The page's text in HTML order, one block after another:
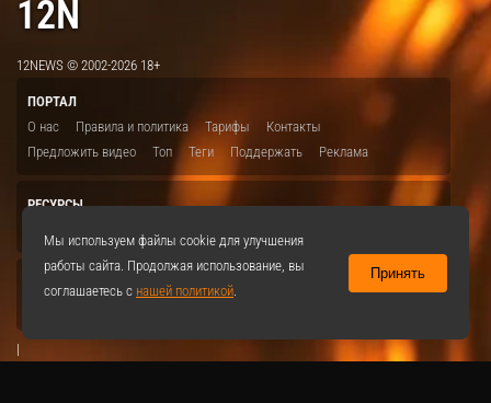
12N
12NEWS © 2002-2026 18+
ПОРТАЛ
О нас
Правила и политика Тарифы
Контакты
Предложить видео
Топ Теги Поддержать Реклама
РЕСУРСЫ
|
Мы используем файлы cookie для улучшения
работы сайта. Продолжая использование, вы
соглашаетесь с нашей политикой.
Принять